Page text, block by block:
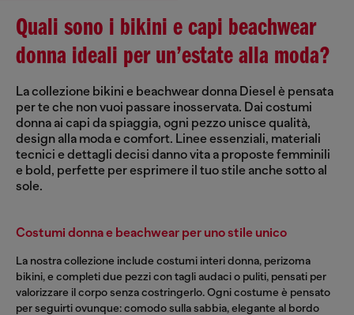
Quali sono i bikini e capi beachwear
donna ideali per un’estate alla moda?
La collezione bikini e beachwear donna Diesel è pensata
per te che non vuoi passare inosservata. Dai costumi
donna ai capi da spiaggia, ogni pezzo unisce qualità,
design alla moda e comfort. Linee essenziali, materiali
tecnici e dettagli decisi danno vita a proposte femminili
e bold, perfette per esprimere il tuo stile anche sotto al
sole.
Costumi donna e beachwear per uno stile unico
La nostra collezione include costumi interi donna, perizoma
bikini, e completi due pezzi con tagli audaci o puliti, pensati per
valorizzare il corpo senza costringerlo. Ogni costume è pensato
per seguirti ovunque: comodo sulla sabbia, elegante al bordo